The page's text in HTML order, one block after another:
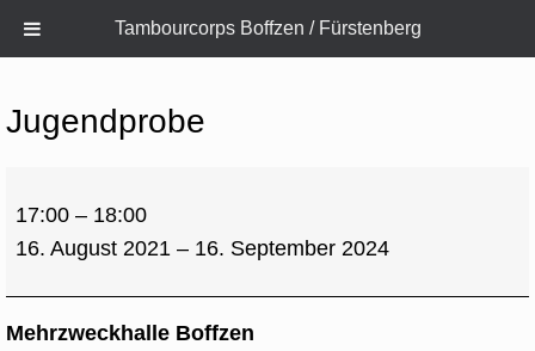
Tambourcorps Boffzen / Fürstenberg
springen
Jugendprobe
17:00 – 18:00
16. August 2021 – 16. September 2024
Mehrzweckhalle Boffzen